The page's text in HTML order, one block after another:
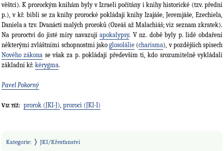
věštci). K prorockým knihám byly v Izraeli počítány i knihy historické (tzv. přední
p.), v kř. bibli se za knihy prorocké pokládají knihy Izajáše, Jeremjáše, Ezechiela,
Daniela a tzv. Dvanácti malých proroků (Ozeáš až Malachiáš; viz seznam zkratek).
Na proroctví do jisté míry navazujíapokalypsy. V nz. době byly p. lidé obdaření
některými zvláštními schopnostmi jako glosolálie (charisma), v pozdějších spisech
Nového zákona se však za p. pokládají především ti, kdo srozumitelně vykládali
základní kř. kérygma.
Pavel Pokorný
Viz též: prorok (JKI-J), proroci (JKI-I)
Kategorie: JKI/Křesťanství